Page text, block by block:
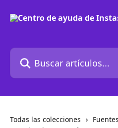
Buscar artículos...
Todas las colecciones